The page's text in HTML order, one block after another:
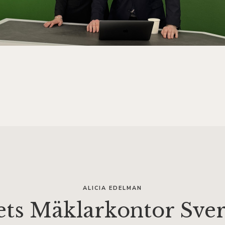
ALICIA EDELMAN
Mäklarkontor